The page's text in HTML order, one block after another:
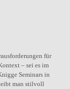
für
– sei es im
Seminars in
man stilvoll